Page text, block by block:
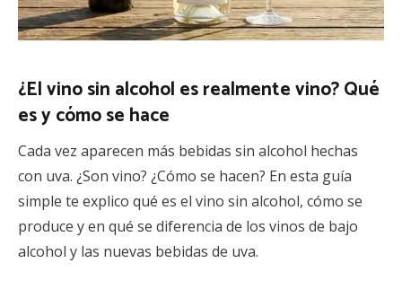
¿El vino sin alcohol es realmente vino? Qué
es y cómo se hace
Cada vez aparecen más bebidas sin alcohol hechas
con uva. ¿Son vino? ¿Cómo se hacen? En esta guía
simple te explico qué es el vino sin alcohol, cómo se
produce y en qué se diferencia de los vinos de bajo
alcohol y las nuevas bebidas de uva.